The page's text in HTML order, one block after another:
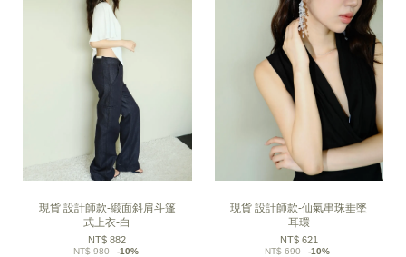
現貨 設計師款-緞面斜肩斗篷
式上衣-白
NT$ 882
NT$ 980 -10%
現貨 設計師款-仙氣串珠垂墜
耳環
NT$ 621
NT$ 690 -10%